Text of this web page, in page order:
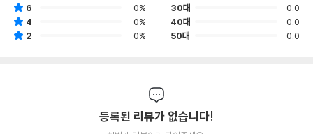
6
0%
4
0%
2
0%
30대
0.0
40대
0.0
50대
0.0
등록된 리뷰가 없습니다!